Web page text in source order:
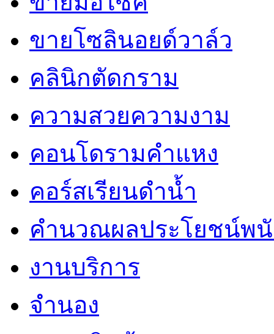
ขายโซลินอยด์วาล์ว
คลินิกตัดกราม
ความสวยความงาม
คอนโดรามคำแหง
คอร์สเรียนดำน้ำ
คำนวณผลประโยชน์พ
งานบริการ
จำนอง